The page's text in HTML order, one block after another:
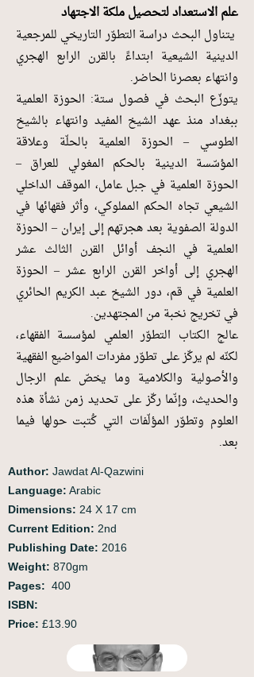
علم الاستعداد لتحصيل ملكة الاجتهاد
يتناول البحث دراسة التطوّر التاريخي للمرجعية
الدينية الشيعية ابتداءً بالقرن الرابع الهجري
وانتهاء بعصرنا الحاضر.
يتوزّع البحث في فصول ستة: الحوزة العلمية
ببغداد منذ عهد الشيخ المفيد وانتهاء بالشيخ
الطوسي – الحوزة العلمية بالحلّة وعلاقة
المؤسّسة الدينية بالحكم المغولي للعراق –
الحوزة العلمية في جبل عامل، الموقف الداخلي
الشيعي تجاه الحكم المملوكي، وأثر فقهائها في
الدولة الصفوية بعد هجرتهم إلى إيران – الحوزة
العلمية في النجف أوائل القرن الثالث عشر
الهجري إلى أواخر القرن الرابع عشر – الحوزة
العلمية في قم، دور الشيخ عبد الكريم الحائري
في تخريج نخبة من المجتهدين.
عالج الكتاب التطوّر العلمي لمؤسسة الفقهاء،
لكنّه لم يركّز على تطوّر مفردات المواضيع الفقهية
والأصولية والكلامية وما يخصّ علم الرجال
والحديث، وإنّما ركّز على تحديد زمن نشأة هذه
العلوم وتطوّر المؤلّفات التي كُتبت حولها فيما
بعد.
Author: Jawdat Al-Qazwini
Language: Arabic
Dimensions: 24 X 17 cm
Current Edition: 2nd
Publishing Date: 2016
Weight: 870gm
Pages: 400
ISBN:
Price: £13.90